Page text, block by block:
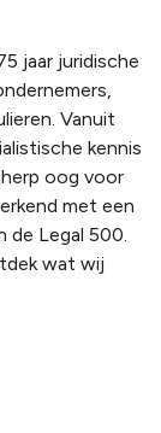
jaar juridische
Vanuit
kennis
oog voor
met een
de Legal 500.
wat wij